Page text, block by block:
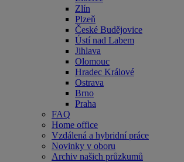
Zlín
Plzeň
České Budějovice
Ústí nad Labem
Jihlava
Olomouc
Hradec Králové
Ostrava
Brno
Praha
FAQ
Home office
Vzdálená a hybridní práce
Novinky v oboru
Archiv našich průzkumů